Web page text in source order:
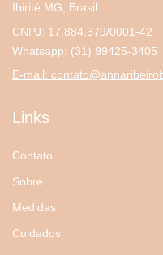
Ibirité MG, Brasil
CNPJ: 17.884.379/0001-42
Whatsapp: (31) 99425-3405
E-mail:
Links
Contato
Sobre
Medidas
Cuidados